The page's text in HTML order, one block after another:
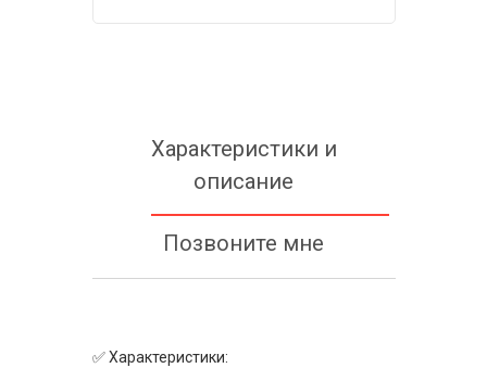
Характеристики и
описание
Позвоните мне
✅ Характеристики: